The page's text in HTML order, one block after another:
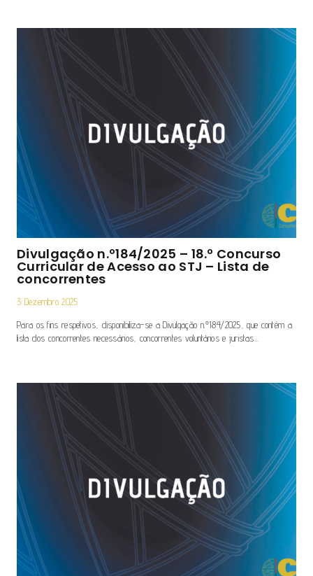
Divulgação n.º184/2025 – 18.º Concurso
Curricular de Acesso ao STJ – Lista de
concorrentes
3 Dezembro 2025
Para os fins respetivos, disponibiliza-se a Divulgação n.º184/2025, que contém a
lista dos concorrentes necessários, concorrentes voluntários e juristas…